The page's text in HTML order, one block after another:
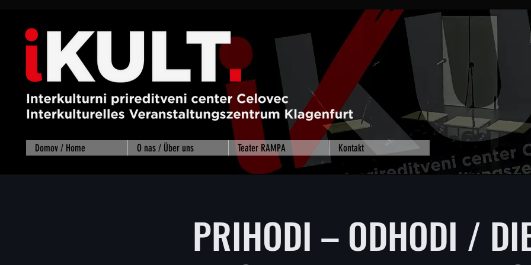
Domov / Home O nas / Über uns Teater RAMPA Kontakt
PRIHODI – ODHODI /